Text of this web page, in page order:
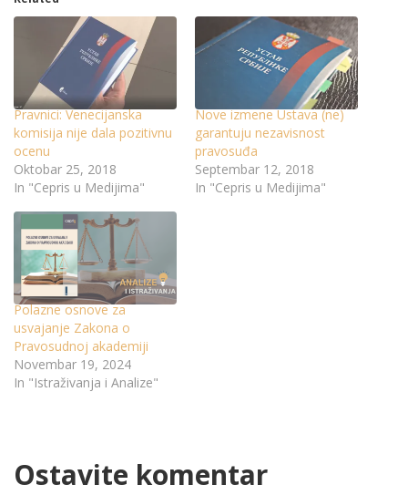
Pravnici: Venecijanska
komisija nije dala pozitivnu
ocenu
Oktobar 25, 2018
In "Cepris u Medijima"
Nove izmene Ustava (ne)
garantuju nezavisnost
pravosuđa
Septembar 12, 2018
In "Cepris u Medijima"
Polazne osnove za
usvajanje Zakona o
Pravosudnoj akademiji
Novembar 19, 2024
In "Istraživanja i Analize"
Ostavite komentar